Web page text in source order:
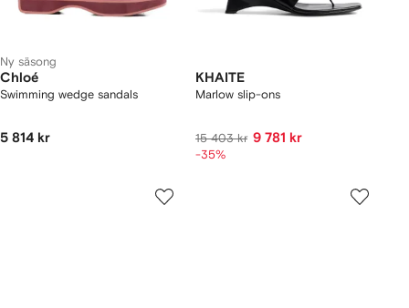
Ny säsong
Chloé
Swimming wedge sandals
5 814 kr
KHAITE
Marlow slip-ons
15 403 kr 9 781 kr
-35%